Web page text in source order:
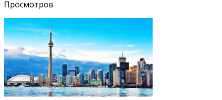
Канада
міст
України
10300₴:
дешеві
квитки
Просмотров